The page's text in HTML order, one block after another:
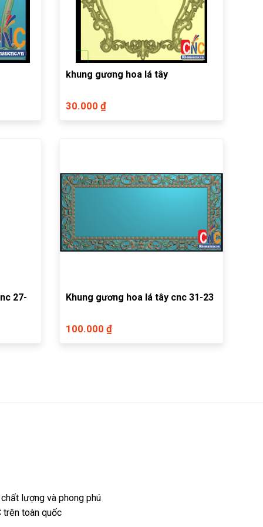
khung gương hoa lá tây
30.000 ₫
27- Khung gương hoa lá tây cnc 31-23
100.000 ₫
lượng và phong phú
trên toàn quốc